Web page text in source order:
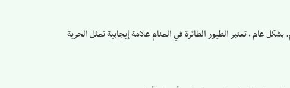
عام ، تعتبر الطيور الطائرة في المنام علامة إيجابية تمثل الحرية